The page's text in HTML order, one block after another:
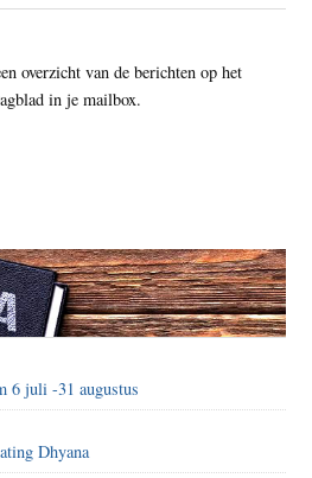
overzicht van de berichten op het
in je mailbox.
6 juli -31 augustus
Dhyana